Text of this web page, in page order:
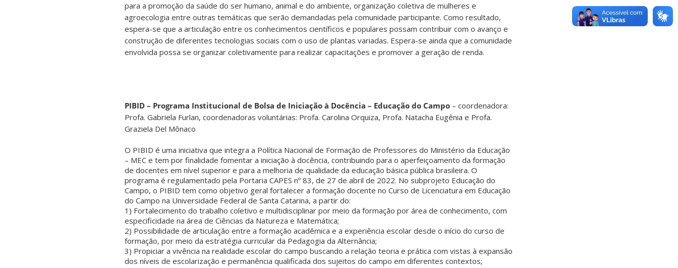
para a promoção da saúde do ser humano, animal e do ambiente, organização coletiva de mulheres e
agroecologia entre outras temáticas que serão demandadas pela comunidade participante. Como resultado,
espera-se que a articulação entre os conhecimentos científicos e populares possam contribuir com o avanço e
construção de diferentes tecnologias sociais com o uso de plantas variadas. Espera-se ainda que a comunidade
envolvida possa se organizar coletivamente para realizar capacitações e promover a geração de renda.
PIBID – Programa Institucional de Bolsa de Iniciação à Docência – Educação do Campo – coordenadora:
Profa. Gabriela Furlan, coordenadoras voluntárias: Profa. Carolina Orquiza, Profa. Natacha Eugênia e Profa.
Graziela Del Mônaco
O PIBID é uma iniciativa que integra a Política Nacional de Formação de Professores do Ministério da Educação
– MEC e tem por finalidade fomentar a iniciação à docência, contribuindo para o aperfeiçoamento da formação
de docentes em nível superior e para a melhoria de qualidade da educação básica pública brasileira. O
programa é regulamentado pela Portaria CAPES nº 83, de 27 de abril de 2022. No subprojeto Educação do
Campo, o PIBID tem como objetivo geral fortalecer a formação docente no Curso de Licenciatura em Educação
do Campo na Universidade Federal de Santa Catarina, a partir do:
1) Fortalecimento do trabalho coletivo e multidisciplinar por meio da formação por área de conhecimento, com
especificidade na área de Ciências da Natureza e Matemática;
2) Possibilidade de articulação entre a formação acadêmica e a experiência escolar desde o início do curso de
formação, por meio da estratégia curricular da Pedagogia da Alternância;
3) Propiciar a vivência na realidade escolar do campo buscando a relação teoria e prática com vistas à expansão
dos níveis de escolarização e permanência qualificada dos sujeitos do campo em diferentes contextos;